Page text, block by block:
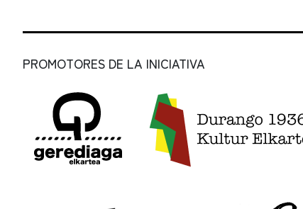
PROMOTORES DE LA INICIATIVA